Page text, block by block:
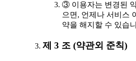
③ 이용자는 변경된
으면, 언제나 서비스
약을 해지할 수 있습
제 3 조 (약관외 준칙)